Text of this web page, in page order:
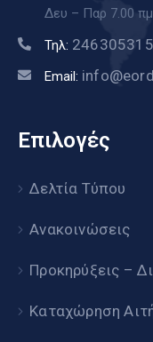
Δευ – Παρ 7.00
Τηλ:
Email:
Επιλογές
Δελτία Τύπου
Ανακοινώσεις
Προκηρύξεις –
Καταχώρηση